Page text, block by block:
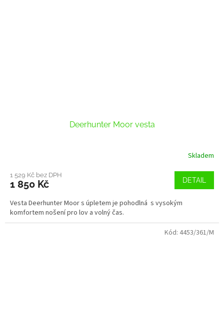
Deerhunter Moor vesta
Skladem
1 529 Kč bez DPH
1 850 Kč DETAIL
Vesta Deerhunter Moor s úpletem je pohodlná s vysokým
komfortem nošení pro lov a volný čas.
Kód: 4453/361/M